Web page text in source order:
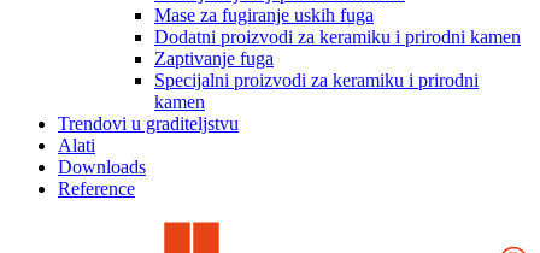
Mase za fugiranje uskih fuga
Dodatni proizvodi za keramiku i prirodni kamen
Zaptivanje fuga
Specijalni proizvodi za keramiku i prirodni
kamen
Trendovi u graditeljstvu
Alati
Downloads
Reference